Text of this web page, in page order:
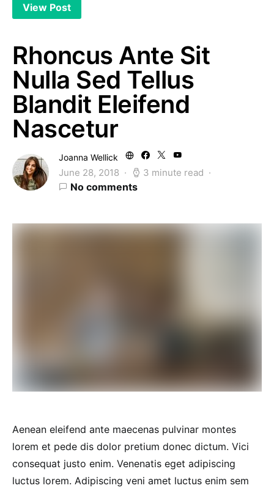
View Post
Rhoncus Ante Sit
Nulla Sed Tellus
Blandit Eleifend
Nascetur
Joanna Wellick
June 28, 2018 3 minute read
No comments
Aenean eleifend ante maecenas pulvinar montes
lorem et pede dis dolor pretium donec dictum. Vici
consequat justo enim. Venenatis eget adipiscing
luctus lorem. Adipiscing veni amet luctus enim sem